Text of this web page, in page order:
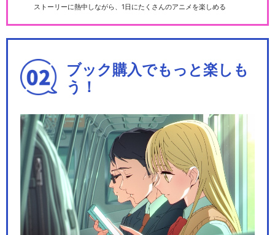
ストーリーに熱中しながら、1日にたくさんのアニメを楽しめる
ブック購入でもっと楽しも
う！